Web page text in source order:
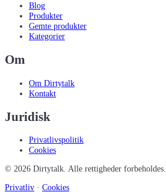
Blog
Produkter
Gemte produkter
Kategorier
Om
Om Dirtytalk
Kontakt
Juridisk
Privatlivspolitik
Cookies
© 2026 Dirtytalk. Alle rettigheder forbeholdes.
Privatliv · Cookies